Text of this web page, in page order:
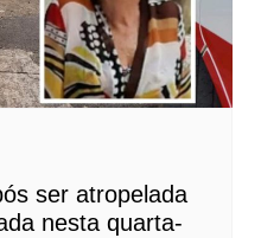
ser atropelada
nesta quarta-